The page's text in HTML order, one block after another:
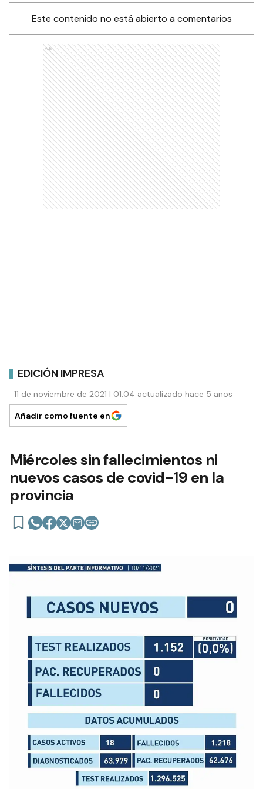
Este contenido no está abierto a comentarios
Ads
EDICIÓN IMPRESA
11 de noviembre de 2021 | 01:04 actualizado hace 5 años
Añadir como fuente en
Miércoles sin fallecimientos ni
nuevos casos de covid-19 en la
provincia